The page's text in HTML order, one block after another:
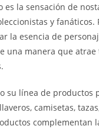
es la sensación de
y fanáticos.
la esencia de
una manera que atrae
su línea de productos
camisetas,
complementan